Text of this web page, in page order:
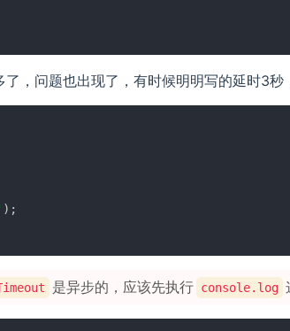
了，问题也出现了，有时候明明写的延时3
) ;
是异步的，应该先执行 console.log